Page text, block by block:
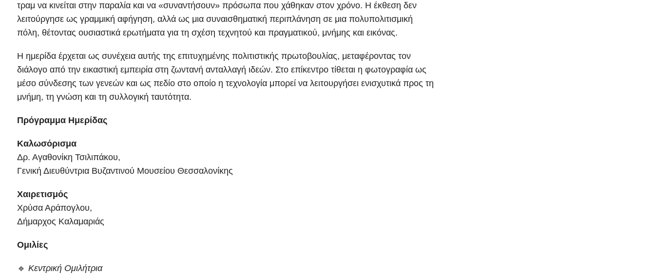
τραμ να κινείται στην παραλία και να «συναντήσουν» πρόσωπα που χάθηκαν στον χρόνο. Η έκθεση δεν
λειτούργησε ως γραμμική αφήγηση, αλλά ως μια συναισθηματική περιπλάνηση σε μια πολυπολιτισμική
πόλη, θέτοντας ουσιαστικά ερωτήματα για τη σχέση τεχνητού και πραγματικού, μνήμης και εικόνας.
Η ημερίδα έρχεται ως συνέχεια αυτής της επιτυχημένης πολιτιστικής πρωτοβουλίας, μεταφέροντας τον
διάλογο από την εικαστική εμπειρία στη ζωντανή ανταλλαγή ιδεών. Στο επίκεντρο τίθεται η φωτογραφία ως
μέσο σύνδεσης των γενεών και ως πεδίο στο οποίο η τεχνολογία μπορεί να λειτουργήσει ενισχυτικά προς τη
μνήμη, τη γνώση και τη συλλογική ταυτότητα.
Πρόγραμμα Ημερίδας
Καλωσόρισμα
Δρ. Αγαθονίκη Τσιλιπάκου,
Γενική Διευθύντρια Βυζαντινού Μουσείου Θεσσαλονίκης
Χαιρετισμός
Χρύσα Αράπογλου,
Δήμαρχος Καλαμαριάς
Ομιλίες
🔹 Κεντρική Ομιλήτρια